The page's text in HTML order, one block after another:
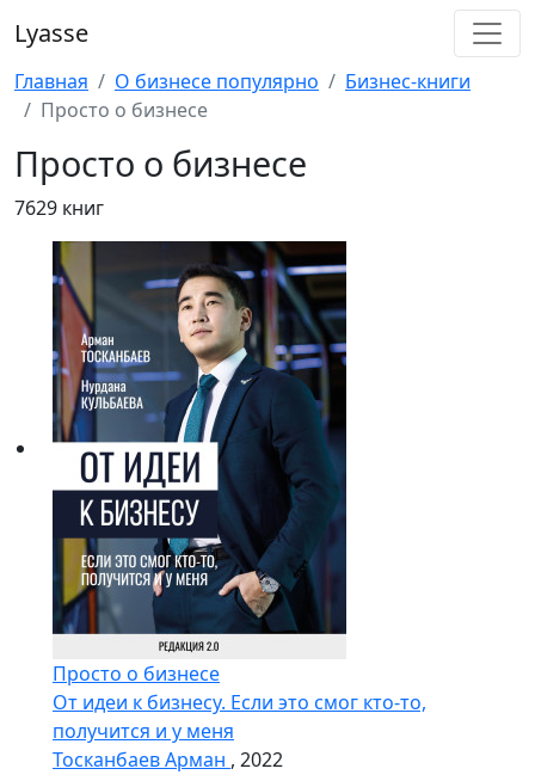
Lyasse
Главная О бизнесе популярно
Бизнес-книги
Просто о бизнесе
Просто о бизнесе
7629 книг
Просто о бизнесе
От идеи к бизнесу. Если это смог кто-то,
получится и у меня
Тосканбаев Арман , 2022